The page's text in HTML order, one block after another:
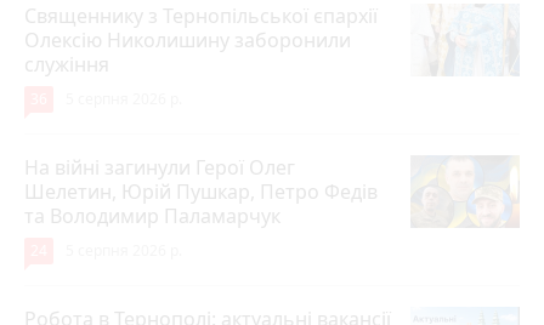
Священнику з Тернопільської єпархії
Олексію Николишину заборонили
служіння
На війні загинули Герої Олег
Шелетин, Юрій Пушкар, Петро Федів
та Володимир Паламарчук
Робота в Тернополі: актуальні вакансії